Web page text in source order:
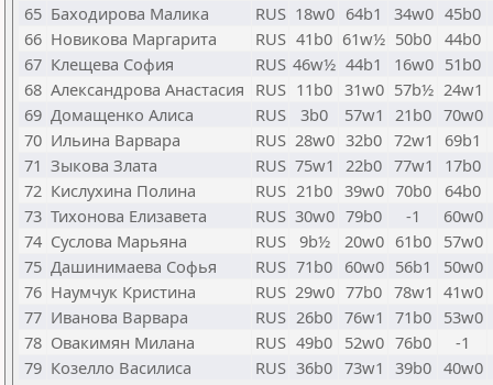
65 Баходирова Малика RUS 18w0 64b1 34w0 45b0
66 Новикова Маргарита RUS 41b0 61w½ 50b0 44b0
67 Клещева София RUS 46w½ 44b1 16w0 51b0
68 Александрова Анастасия RUS 11b0 31w0 57b½ 24w1
69 Домащенко Алиса RUS 3b0 57w1 21b0 70w0
70 Ильина Варвара RUS 28w0 32b0 72w1 69b1
71 Зыкова Злата RUS 75w1 22b0 77w1 17b0
72 Кислухина Полина RUS 21b0 39w0 70b0 64b0
73 Тихонова Елизавета RUS 30w0 79b0 -1
60w0
74 Суслова Марьяна RUS 9b½ 20w0 61b0 57w0
75 Дашинимаева Софья RUS 71b0 60w0 56b1
50w0
76 Наумчук Кристина RUS 29w0 77b0 78w1 41w0
77 Иванова Варвара RUS 26b0 76w1 71b0 53w0
78 Овакимян Милана RUS 49b0 52w0 76b0 -1
79 Козелло Василиса RUS 36b0 73w1 39b0 40w0